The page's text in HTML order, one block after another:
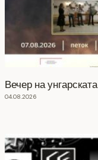
Вечер на
04.08.2026